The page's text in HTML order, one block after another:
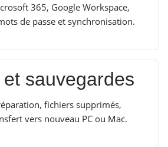
365, Google Workspace,
de passe et synchronisation.
sauvegardes
fichiers supprimés,
vers nouveau PC ou Mac.